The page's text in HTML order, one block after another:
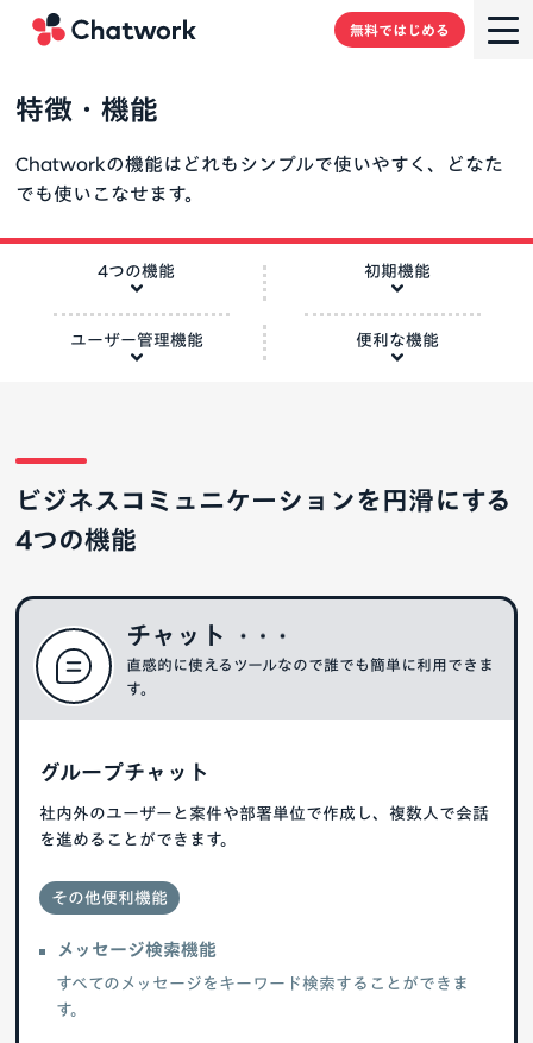
無料ではじめる
特徴・機能
Chatworkの機能はどれもシンプルで使いやすく、どなた
でも使いこなせます。
4つの機能 初期機能
ユーザー管理機能 便利な機能
ビジネスコミュニケーションを円滑にする
4つの機能
チャット
直感的に使えるツールなので誰でも簡単に利用できま
す。
グループチャット
社内外のユーザーと案件や部署単位で作成し、複数人で会話
を進めることができます。
その他便利機能
メッセージ検索機能
すべてのメッセージをキーワード検索することができま
す。